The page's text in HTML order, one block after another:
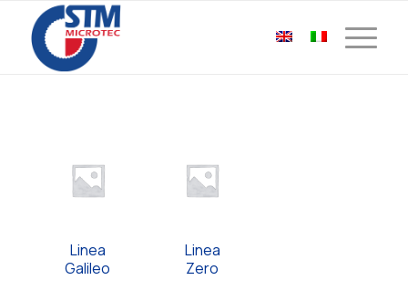
Linea
Galileo
Linea
Zero